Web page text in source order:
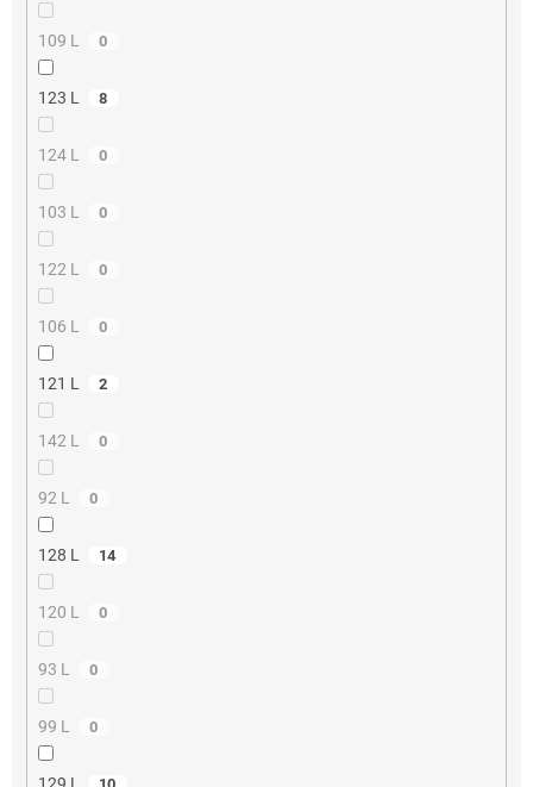
109 L 0
123 L 8
124 L 0
103 L 0
122 L 0
106 L 0
121 L 2
142 L 0
92 L 0
128 L 14
120 L 0
93 L 0
99 L 0